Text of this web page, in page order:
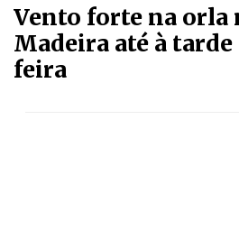
Vento forte na orla
Madeira até à
feira